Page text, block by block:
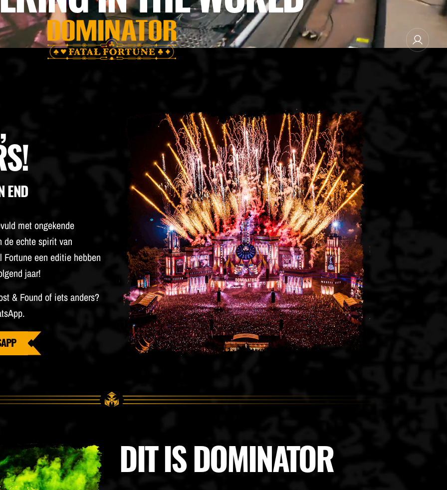
END
met ongekende
de echte spirit van
Fortuneeen editie hebben
jaar!
& Found of iets anders?
DIT IS DOMINATOR